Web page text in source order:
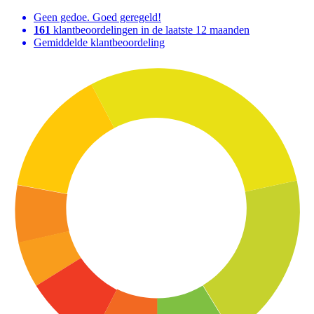
Geen gedoe. Goed geregeld!
161 klantbeoordelingen in de laatste 12 maanden
Gemiddelde klantbeoordeling